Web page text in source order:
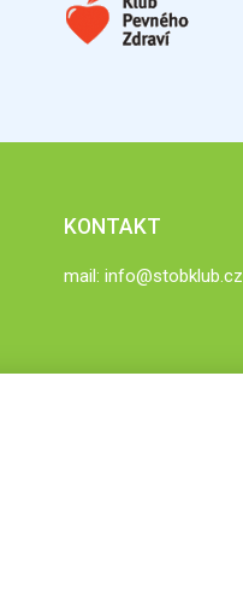
KONTAKT
mail: info@stobklub.cz